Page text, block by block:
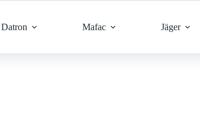
Datron Mafac Jäger